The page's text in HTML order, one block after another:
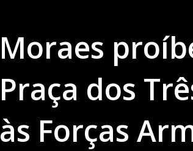
Moraes
Praça dos
às Forças